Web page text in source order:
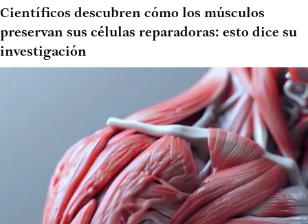
Científicos descubren cómo los músculos
preservan sus células reparadoras: esto dice su
investigación